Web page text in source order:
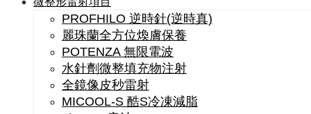
PROFHILO 逆時針(逆時真)
麗珠蘭全方位煥膚保養
POTENZA 無限電波
水針劑微整填充物注射
全鏡像皮秒雷射
MICOOL-S 酷S冷凍減脂